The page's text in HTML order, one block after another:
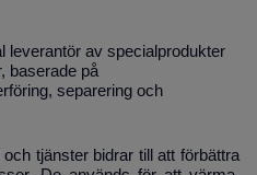
leverantör av specialprodukter
baserade på
separering och
tjänster bidrar till att förbättra